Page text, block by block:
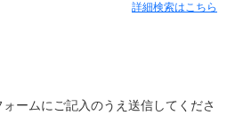
詳細検索はこちら
ームにご記入のうえ送信してくださ